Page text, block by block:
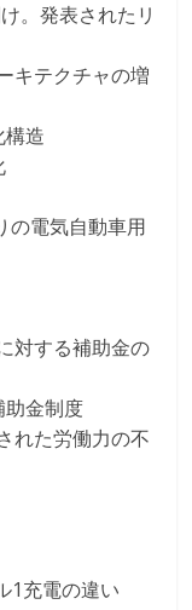
。発表されたリ
キテクチャの増
構造
の電気自動車用
対する補助金の
助金制度
れた労働力の不
1充電の違い